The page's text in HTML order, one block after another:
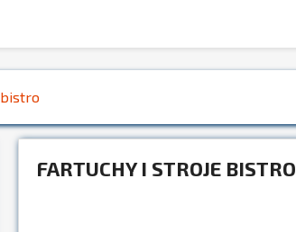
FARTUCHY I STROJE BISTRO